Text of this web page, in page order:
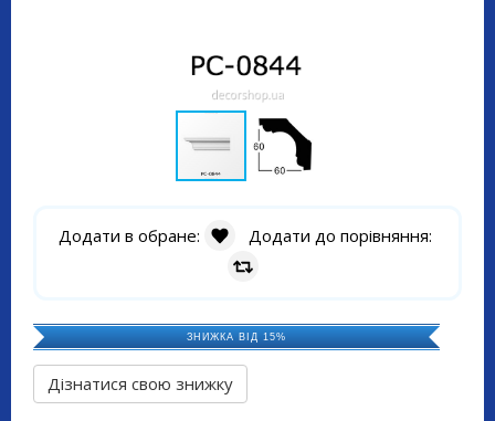
Додати в обране: Додати до порівняння:
ЗНИЖКА ВІД 15%
Дізнатися свою знижку